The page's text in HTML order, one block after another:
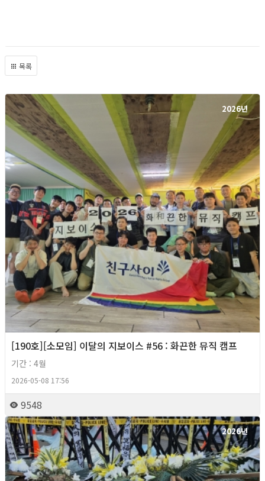
목록
2026년
[190호][소모임] 이달의 지보이스 #56 : 화끈한 뮤직 캠프
기간 : 4월
2026-05-08 17:56
9548
2026년